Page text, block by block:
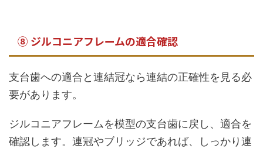
⑧ ジルコニアフレームの適合確認
支台歯への適合と連結冠なら連結の正確性を見る必
要があります。
ジルコニアフレームを模型の支台歯に戻し、適合を
確認します。連冠やブリッジであれば、しっかり連